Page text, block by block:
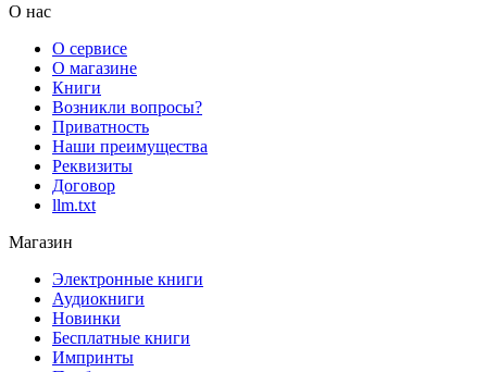
О нас
О сервисе
О магазине
Книги
Возникли вопросы?
Приватность
Наши преимущества
Реквизиты
Договор
llm.txt
Магазин
Электронные книги
Аудиокниги
Новинки
Бесплатные книги
Импринты